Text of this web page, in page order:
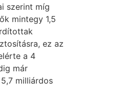
szerint míg
mintegy 1,5
ez az
a 4
már
milliárdos